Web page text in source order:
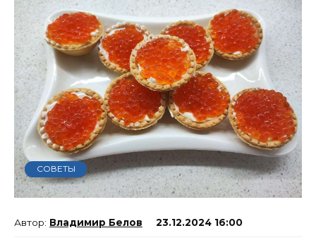
СОВЕТЫ
Владимир Белов 23.12.2024 16:00